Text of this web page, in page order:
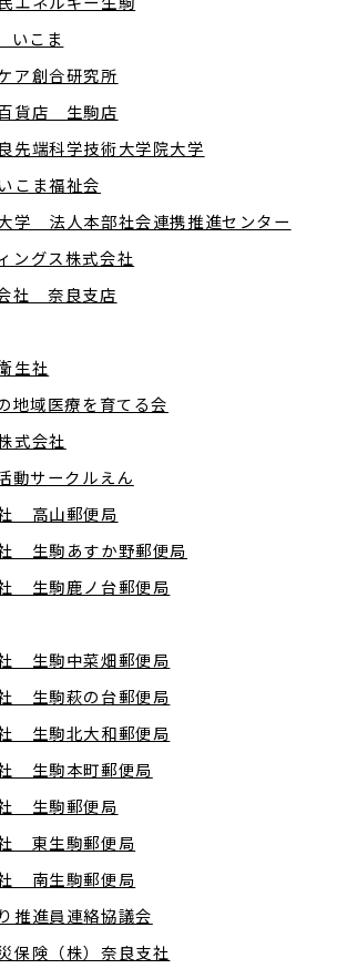
こま
ア創合研究所
貨店 生駒店
先端科学技術大学院大学
こま福祉会
学 法人本部社会連携推進センター
ングス株式会社
社 奈良支店
生社
地域医療を育てる会
式会社
動サークルえん
高山郵便局
生駒あすか野郵便局
生駒鹿ノ台郵便局
生駒中菜畑郵便局
生駒萩の台郵便局
生駒北大和郵便局
生駒本町郵便局
生駒郵便局
東生駒郵便局
南生駒郵便局
推進員連絡協議会
保険（株）奈良支社